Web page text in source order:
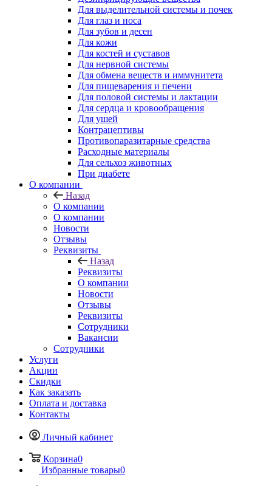
Для выделительной системы и почек
Для глаз и носа
Для зубов и десен
Для кожи
Для костей и суставов
Для нервной системы
Для обмена веществ и иммунитета
Для пищеварения и печени
Для половой системы и лактации
Для сердца и кровообращения
Для ушей
Контрацептивы
Противопаразитарные средства
Расходные материалы
Для сельхоз животных
При диабете
О компании
Назад
О компании
О компании
Новости
Отзывы
Реквизиты
Назад
Реквизиты
О компании
Новости
Отзывы
Реквизиты
Сотрудники
Вакансии
Сотрудники
Услуги
Акции
Скидки
Как заказать
Оплата и доставка
Контакты
Личный кабинет
Корзина0
Избранные товары0